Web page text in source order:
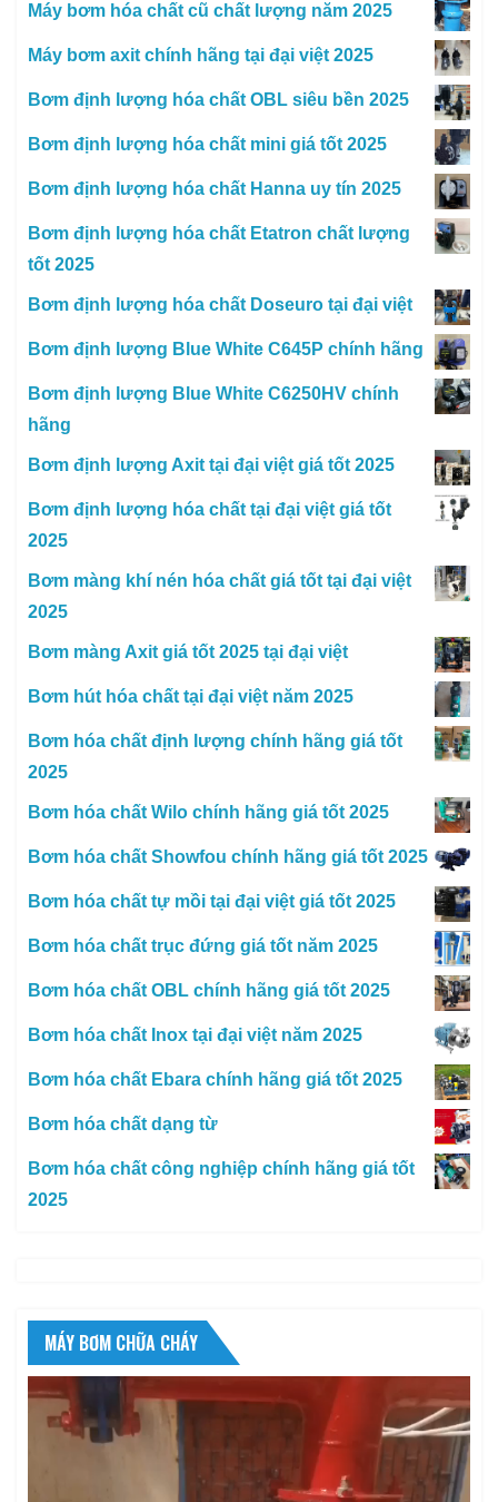
Máy bơm hóa chất cũ chất lượng năm 2025
Máy bơm axit chính hãng tại đại việt 2025
Bơm định lượng hóa chất OBL siêu bền 2025
Bơm định lượng hóa chất mini giá tốt 2025
Bơm định lượng hóa chất Hanna uy tín 2025
Bơm định lượng hóa chất Etatron chất lượng
tốt 2025
Bơm định lượng hóa chất Doseuro tại đại việt
Bơm định lượng Blue White C645P chính hãng
Bơm định lượng Blue White C6250HV chính
hãng
Bơm định lượng Axit tại đại việt giá tốt 2025
Bơm định lượng hóa chất tại đại việt giá tốt
2025
Bơm màng khí nén hóa chất giá tốt tại đại việt
2025
Bơm màng Axit giá tốt 2025 tại đại việt
Bơm hút hóa chất tại đại việt năm 2025
Bơm hóa chất định lượng chính hãng giá tốt
2025
Bơm hóa chất Wilo chính hãng giá tốt 2025
Bơm hóa chất Showfou chính hãng giá tốt 2025
Bơm hóa chất tự mồi tại đại việt giá tốt 2025
Bơm hóa chất trục đứng giá tốt năm 2025
Bơm hóa chất OBL chính hãng giá tốt 2025
Bơm hóa chất Inox tại đại việt năm 2025
Bơm hóa chất Ebara chính hãng giá tốt 2025
Bơm hóa chất dạng từ
Bơm hóa chất công nghiệp chính hãng giá tốt
2025
MÁY BƠM CHỮA CHÁY
Trình
chơi